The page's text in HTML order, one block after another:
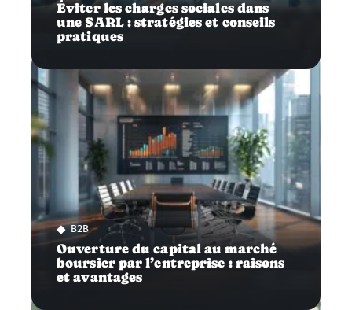
Éviter les charges sociales dans
une SARL : stratégies et conseils
pratiques
B2B
Ouverture du capital au marché
boursier par l’entreprise : raisons
et avantages